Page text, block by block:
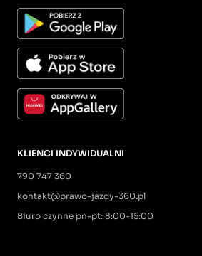
KLIENCI INDYWIDUALNI
790 747 360
kontakt@prawo-jazdy-360.pl
Biuro czynne pn-pt: 8:00-15:00